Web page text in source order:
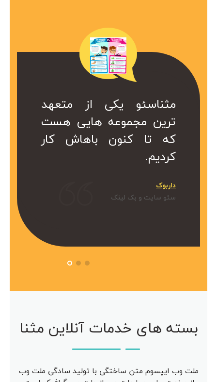
مثناسئو یک
برای ما
هست که
مثناسئو یکی از متعهد
ترین مجموعه هایی هست
که تا کنون باهاش کار
کردیم.
داربوک
سئو سایت و بک لینک
مجموعه در
هست.
کمتر از یک
ارزشمند
کا سال ها
از خدمات
استفاده
از متعهد
هایی هست
باهاش کار
بسته های خدمات آنلاین مثنا
ملت وب ایپسوم متن ساختگی با تولید سادگی ملت وب